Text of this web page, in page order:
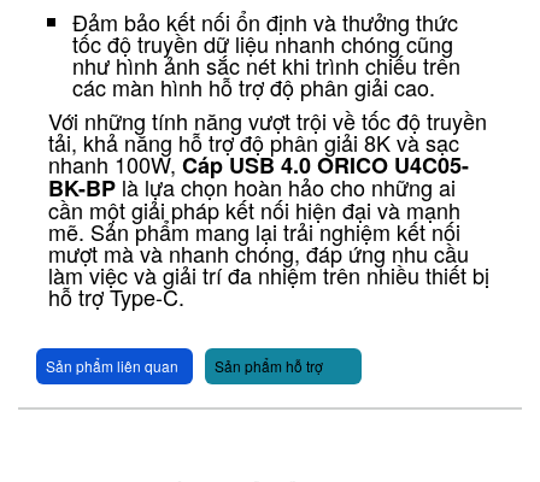
Đảm bảo kết nối ổn định và thưởng thức
tốc độ truyền dữ liệu nhanh chóng cũng
như hình ảnh sắc nét khi trình chiếu trên
các màn hình hỗ trợ độ phân giải cao.
Với những tính năng vượt trội về tốc độ truyền
tải, khả năng hỗ trợ độ phân giải 8K và sạc
nhanh 100W, Cáp USB 4.0 ORICO U4C05-
BK-BP là lựa chọn hoàn hảo cho những ai
cần một giải pháp kết nối hiện đại và mạnh
mẽ. Sản phẩm mang lại trải nghiệm kết nối
mượt mà và nhanh chóng, đáp ứng nhu cầu
làm việc và giải trí đa nhiệm trên nhiều thiết bị
hỗ trợ Type-C.
Sản phẩm liên quan Sản phẩm hỗ trợ